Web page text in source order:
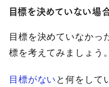
目標を決めていない場
目標を決めていなかっ
標を考えてみましょう。
目標がない と何をして